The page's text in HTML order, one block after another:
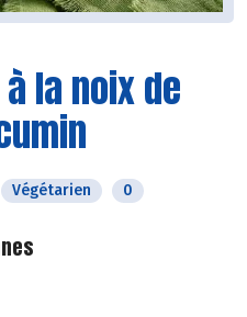
la noix de
Végétarien 0